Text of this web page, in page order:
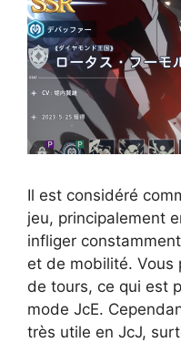
Il est considéré
jeu, principalement
infliger
et de mobilité. Vous
de tours, ce qui est
mode JcE.
très utile en JcJ,